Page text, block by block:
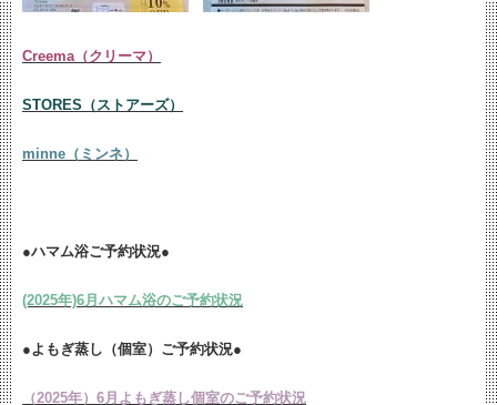
Creema（クリーマ）
STORES（ストアーズ）
minne（ミンネ）
●ハマム浴ご予約状況●
(2025年)6月ハマム浴のご予約状況
●よもぎ蒸し（個室）ご予約状況●
（2025年）6月よもぎ蒸し個室のご予約状況